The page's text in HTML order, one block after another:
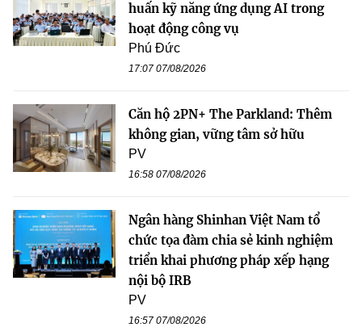
huấn kỹ năng ứng dụng AI trong
hoạt động công vụ
Phú Đức
17:07 07/08/2026
Căn hộ 2PN+ The Parkland: Thêm
không gian, vững tâm sở hữu
PV
16:58 07/08/2026
Ngân hàng Shinhan Việt Nam tổ
chức tọa đàm chia sẻ kinh nghiệm
triển khai phương pháp xếp hạng
nội bộ IRB
PV
16:57 07/08/2026